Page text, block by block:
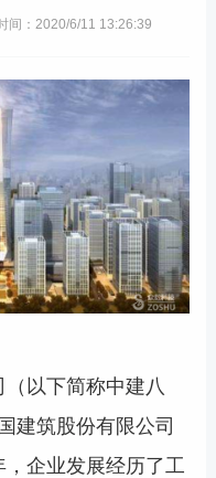
间：2020/6/11 13:26:39
以下简称中建八
建筑股份有限公司
企业发展经历了工